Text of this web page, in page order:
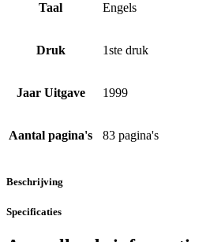
Taal Engels
Druk 1ste druk
Jaar Uitgave 1999
Aantal pagina's 83 pagina's
Beschrijving
Specificaties